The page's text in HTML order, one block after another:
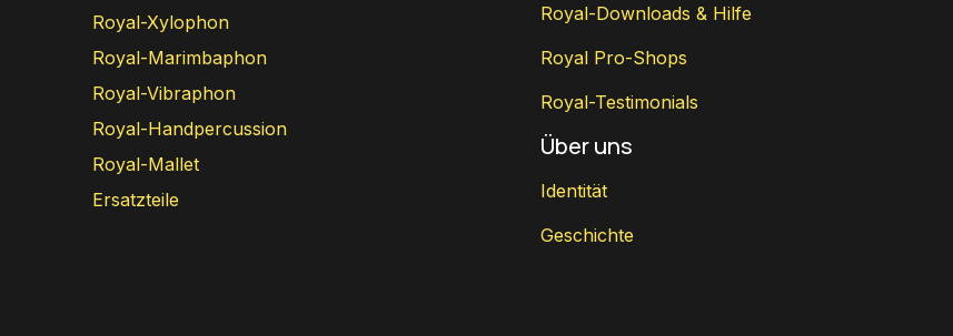
Royal-Xylophon
Royal-Marimbaphon
Royal-Vibraphon
Royal-Handpercussion
Royal-Mallet
Ersatzteile
Royal-Downloads & Hilfe
Royal Pro-Shops
Royal-Testimonials
Über uns
Identität
Geschichte